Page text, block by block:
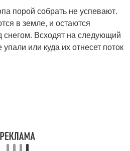
порой собрать не успевают.
в земле, и остаются
снегом. Всходят на следующий
или куда их отнесет поток